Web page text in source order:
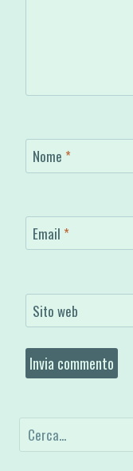
Nome *
Email *
Sito web